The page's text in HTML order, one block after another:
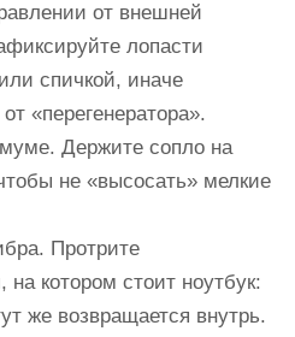
от внешней
лопасти
спичкой, иначе
«перегенератора».
Держите сопло на
не «высосать» мелкие
Протрите
на котором стоит ноутбук:
же возвращается внутрь.